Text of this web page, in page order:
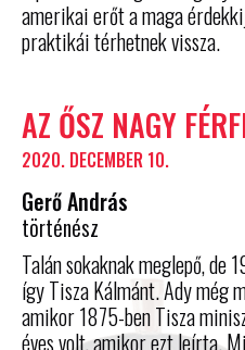
amerikai erőt a maga
praktikái térhetnek vissza.
AZ ŐSZ NAGY
2020. DECEMBER 10.
Gerő András
történész
Talán sokaknak meglepő, de
így Tisza Kálmánt. Ady még
amikor 1875-ben Tisza
éves volt, amikor ezt leírta.